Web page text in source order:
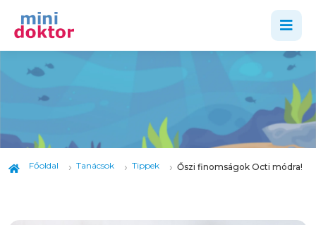
Főoldal Tanácsok Tippek Őszi finomságok Octi módra!